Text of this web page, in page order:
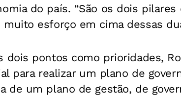
do país. “São os dois
esforço em cima dessas
dois pontos como prioridades,
para realizar um plano de
de um plano de gestão, de